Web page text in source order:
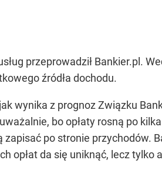
przeprowadził Bankier.pl.
źródła dochodu.
wynika z prognoz Związku
bo opłaty rosną po
po stronie przychodów.
opłat da się uniknąć, lecz tylko